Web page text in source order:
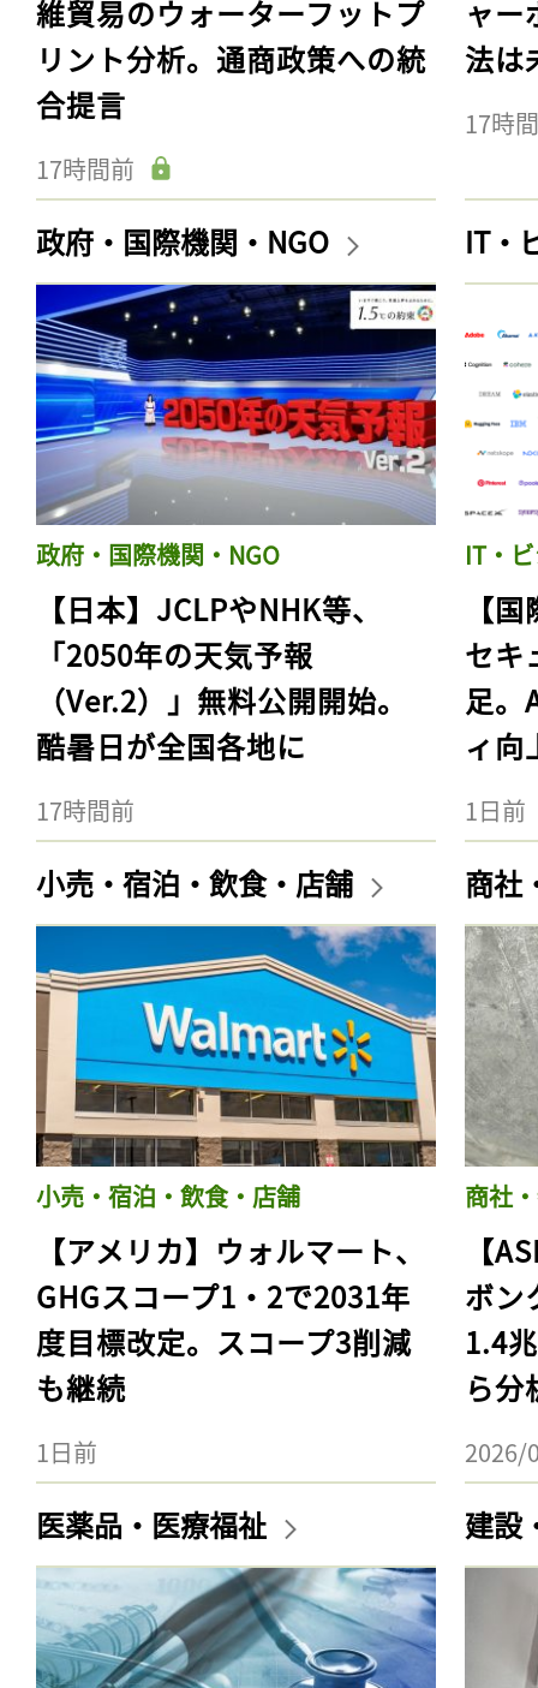
維貿易のウォーターフットプ
リント分析。通商政策への統
合提言
17時間前
ャー
法は
17時
政府・国際機関・NGO
政府・国際機関・NGO
【日本】JCLPやNHK等、
「2050年の天気予報
（Ver.2）」無料公開開始。
酷暑日が全国各地に
17時間前
IT・
IT・
【
セキ
足。
ィ向
1日前
小売・宿泊・飲食・店舗
小売・宿泊・飲食・店舗
【アメリカ】ウォルマート、
GHGスコープ1・2で2031年
度目標改定。スコープ3削減
も継続
1日前
商社
商社
【
ボン
1.4
ら分
2026/
医薬品・医療福祉 建設